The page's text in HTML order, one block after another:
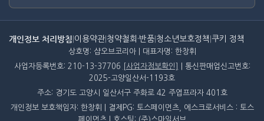
개인정보 처리방침 이용약관 청약철회·반품 청소년보호정책 쿠키 정책
상호명: 샵오브코리아 | 대표자명: 한창휘
사업자등록번호: 210-13-37706
[사업자정보확인]
| 통신판매업신고번호:
2025-고양일산서-1193호
주소: 경기도 고양시 일산서구 주화로 42 주엽프라자 401호
개인정보 보호책임자: 한창휘 | 결제PG: 토스페이먼츠, 에스크로서비스 : 토스
페이먼츠 | 호스팅: (주)스마일서브